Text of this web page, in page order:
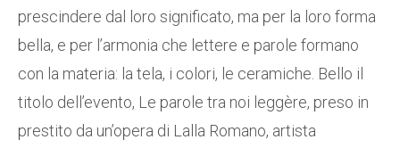
prescindere dal loro significato, ma per la loro forma
bella, e per l’armonia che lettere e parole formano
con la materia: la tela, i colori, le ceramiche. Bello il
titolo dell’evento, Le parole tra noi leggère, preso in
prestito da un’opera di Lalla Romano, artista